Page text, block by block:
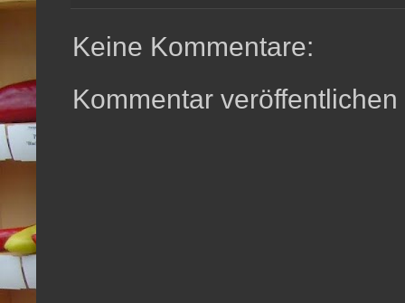
Keine Kommentare:
Kommentar veröffentlichen